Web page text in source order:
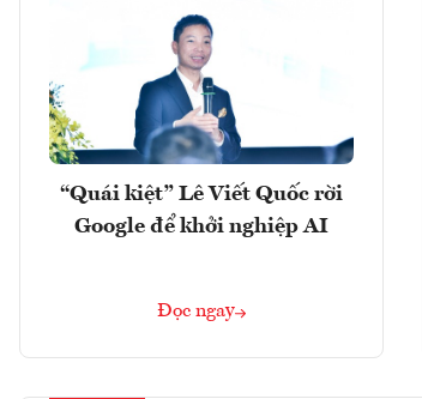
“Quái kiệt” Lê Viết Quốc rời
Google để khởi nghiệp AI
Đọc ngay